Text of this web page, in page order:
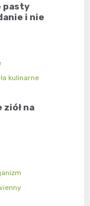
pasty
i nie
kulinarne
na